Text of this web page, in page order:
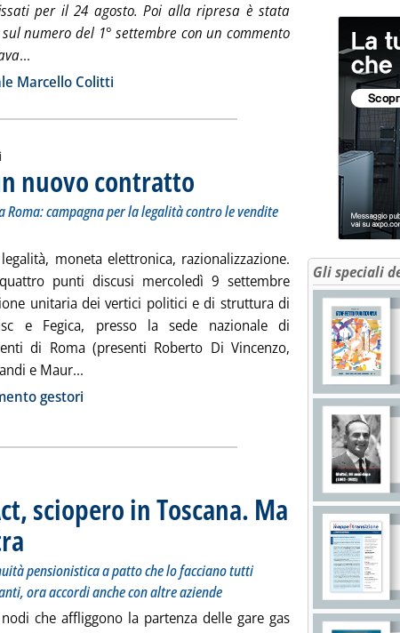
per il 24 agosto. Poi alla ripresa è stata
numero del 1° settembre con un commento
... Leggi tutta la notizia: 'Colitti, i ricordi di chi lo ha “visto da
Marcello Colitti
nuovo contratto . Sottotitolo: La riunione dei vertici la scorsa
. Pubblicata venerdì 18 settembre 2015 alle
campagna per la legalità contro le vendite
moneta elettronica, razionalizzazione.
punti discusi mercoledì 9 settembre
unitaria dei vertici politici e di struttura di
e Fegica, presso la sede nazionale di
di Roma (presenti Roberto Di Vincenzo,
e Maur... Leggi tutta la notizia: 'Gestori a UP: pronto un
gestori
sciopero in Toscana. Ma
. Sottotitolo: Le due società toscane: garantiremo continuità pensionistica a patto
. Pubblicata venerdì 18 settembre 2015 alle 11.21.
pensionistica a patto che lo facciano tutti
ora accordi anche con altre aziende
che affliggono la partenza delle gare gas
Gli speciali